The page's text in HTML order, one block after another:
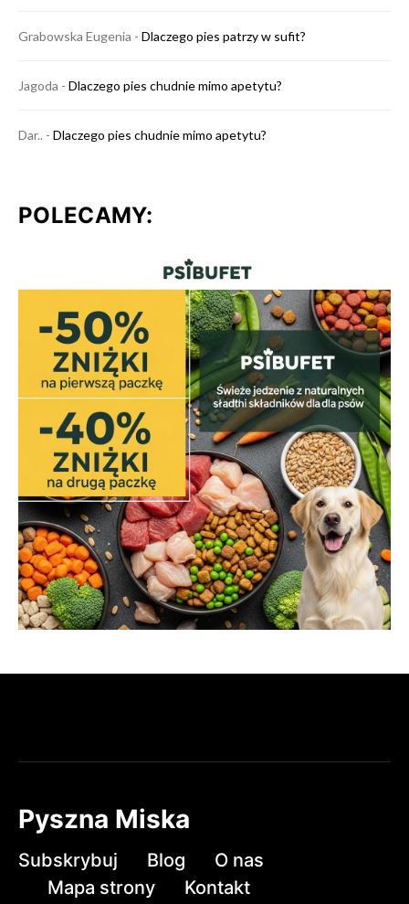
Grabowska Eugenia - Dlaczego pies patrzy w sufit?
Jagoda - Dlaczego pies chudnie mimo apetytu?
Dar.. - Dlaczego pies chudnie mimo apetytu?
POLECAMY:
Pyszna Miska
Subskrybuj Blog
O nas
Mapa strony
Kontakt